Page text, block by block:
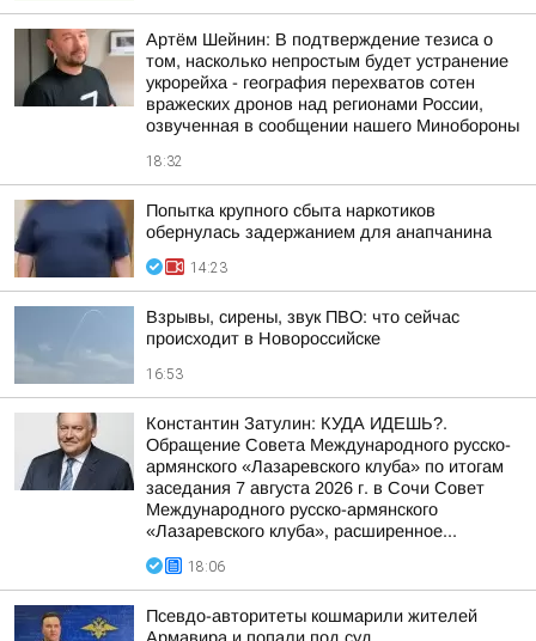
Артём Шейнин: В подтверждение тезиса о
том, насколько непростым будет устранение
укрорейха - география перехватов сотен
вражеских дронов над регионами России,
озвученная в сообщении нашего Минобороны
18:32
Попытка крупного сбыта наркотиков
обернулась задержанием для анапчанина
14:23
Взрывы, сирены, звук ПВО: что сейчас
происходит в Новороссийске
16:53
Константин Затулин: КУДА ИДЕШЬ?.
Обращение Совета Международного русско-
армянского «Лазаревского клуба» по итогам
заседания 7 августа 2026 г. в Сочи Совет
Международного русско-армянского
«Лазаревского клуба», расширенное...
18:06
Псевдо-авторитеты кошмарили жителей